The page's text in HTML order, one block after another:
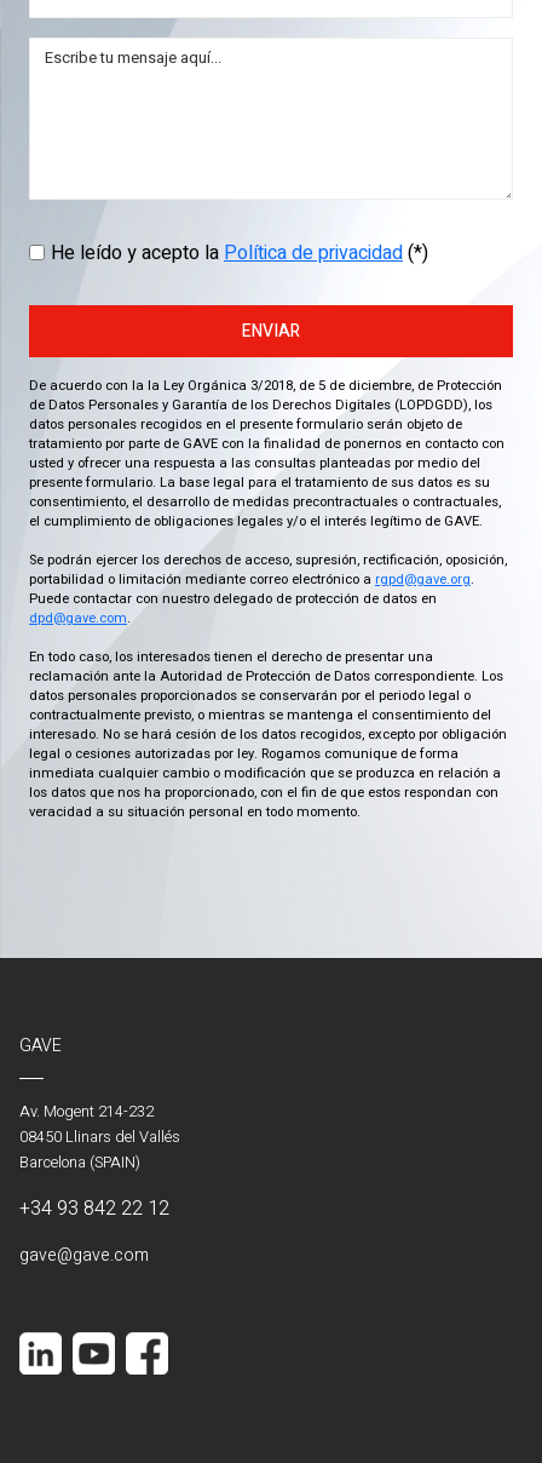
He leído y acepto laPolítica de privacidad(*)
ENVIAR
De acuerdo con la la Ley Orgánica 3/2018, de 5 de diciembre, de Protección
de Datos Personales y Garantía de los Derechos Digitales (LOPDGDD), los
datos personales recogidos en el presente formulario serán objeto de
tratamiento por parte de GAVE con la finalidad de ponernos en contacto con
usted y ofrecer una respuesta a las consultas planteadas por medio del
presente formulario. La base legal para el tratamiento de sus datos es su
consentimiento, el desarrollo de medidas precontractuales o contractuales,
el cumplimiento de obligaciones legales y/o el interés legítimo de GAVE.
Se podrán ejercer los derechos de acceso, supresión, rectificación, oposición,
portabilidad o limitación mediante correo electrónico a rgpd@gave.org.
Puede contactar con nuestro delegado de protección de datos en
dpd@gave.com.
En todo caso, los interesados tienen el derecho de presentar una
reclamación ante la Autoridad de Protección de Datos correspondiente. Los
datos personales proporcionados se conservarán por el periodo legal o
contractualmente previsto, o mientras se mantenga el consentimiento del
interesado. No se hará cesión de los datos recogidos, excepto por obligación
legal o cesiones autorizadas por ley. Rogamos comunique de forma
inmediata cualquier cambio o modificación que se produzca en relación a
los datos que nos ha proporcionado, con el fin de que estos respondan con
veracidad a su situación personal en todo momento.
GAVE
Av. Mogent 214-232
08450 Llinars del Vallés
Barcelona (SPAIN)
+34 93 842 22 12
gave@gave.com